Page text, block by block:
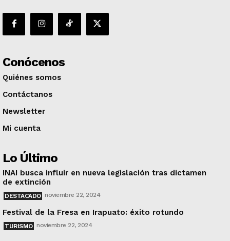
Conócenos
Quiénes somos
Contáctanos
Newsletter
Mi cuenta
Lo Último
INAI busca influir en nueva legislación tras dictamen
de extinción
DESTACADO noviembre 22, 2024
Festival de la Fresa en Irapuato: éxito rotundo
TURISMO noviembre 22, 2024